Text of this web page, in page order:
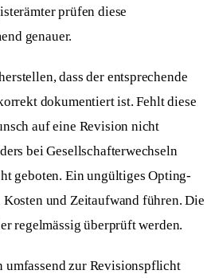
prüfen diese
genauer.
dass der entsprechende
dokumentiert ist. Fehlt diese
auf eine Revision nicht
bei Gesellschafterwechseln
geboten. Ein ungültiges Opting-
und Zeitaufwand führen. Die
regelmässig überprüft werden.
umfassend zur Revisionspflicht